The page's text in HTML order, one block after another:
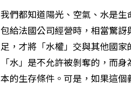
我們都知道陽光、空氣、水是
包給法國公司經營時，相當驚
足，才將「水權」交與其他國
「水」是不允許被剝奪的，而
本的生存條件。可是，如果這